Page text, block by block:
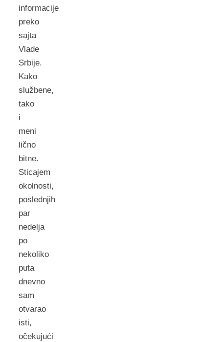
informacije
preko
sajta
Vlade
Srbije.
Kako
službene,
tako
i
meni
lično
bitne.
Sticajem
okolnosti,
poslednjih
par
nedelja
po
nekoliko
puta
dnevno
sam
otvarao
isti,
očekujući